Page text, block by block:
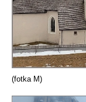
(fotka M)